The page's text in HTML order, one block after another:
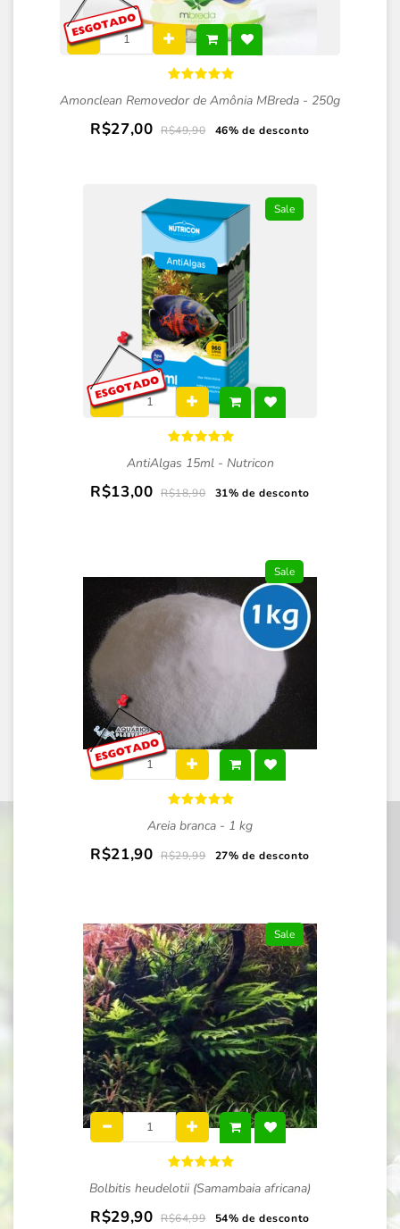
Amonclean Removedor de Amônia MBreda - 250g
R$27,00 R$49,90 46% de desconto
Sale
AntiAlgas 15ml - Nutricon
R$13,00 R$18,90 31% de desconto
Sale
Areia branca - 1 kg
R$21,90 R$29,99 27% de desconto
Sale
Bolbitis heudelotii (Samambaia africana)
R$29,90 R$64,99 54% de desconto